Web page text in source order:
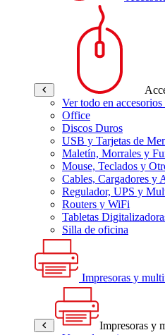
Ver todo en
Office
Discos Duros
USB y Tarjetas de
Maletín, Morrales y
Mouse, Teclados y
Cables, Cargadores y
Regulador, UPS y
Routers y WiFi
Tabletas
Silla de oficina
Impresoras y
Impresoras y